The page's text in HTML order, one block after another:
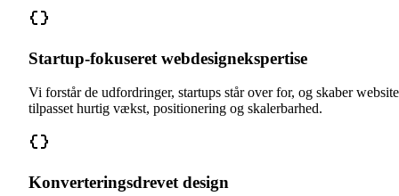
Startup-fokuseret webdesignekspertise
Vi forstår de udfordringer, startups står over for, og skaber
tilpasset hurtig vækst, positionering og skalerbarhed.
Konverteringsdrevet design